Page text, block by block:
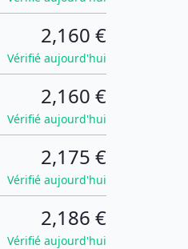
2,160 €
Vérifié aujourd'hui
2,160 €
Vérifié aujourd'hui
2,175 €
Vérifié aujourd'hui
2,186 €
Vérifié aujourd'hui